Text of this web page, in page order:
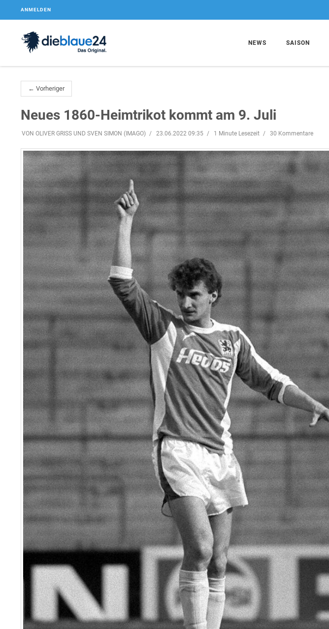
ANMELDEN
NEWS SAISON
← Vorheriger
Neues 1860-Heimtrikot kommt am 9. Juli
VON OLIVER GRISS UND SVEN SIMON (IMAGO) 23.06.2022 09:35 1 Minute Lesezeit 30 Kommentare